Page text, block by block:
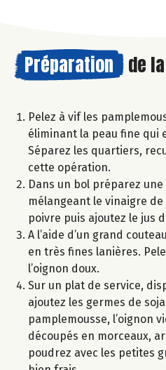
Préparation de la
Pelez à vif les
éliminant la peau fine qui
Séparez les quartiers,
cette opération.
Dans un bol préparez
mélangeant le vinaigre
poivre puis ajoutez le jus
A l’aide d’un grand
en très fines lanières.
l’oignon doux.
Sur un plat de service,
ajoutez les germes de
pamplemousse, l’oignon
découpés en morceaux,
poudrez avec les petites